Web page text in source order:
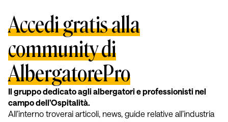
Accedi gratis alla
community di
AlbergatorePro
Il gruppo dedicato agli albergatori e professionisti nel
campo dell’Ospitalità.
All’interno troverai articoli, news, guide relative all’industria